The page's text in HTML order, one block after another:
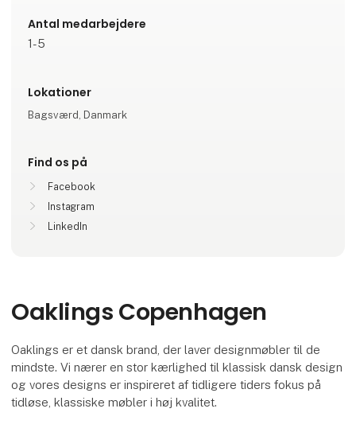
Antal medarbejdere
1-5
Lokationer
Bagsværd, Danmark
Find os på
Facebook
Instagram
LinkedIn
Oaklings Copenhagen
Oaklings er et dansk brand, der laver designmøbler til de
mindste. Vi nærer en stor kærlighed til klassisk dansk design
og vores designs er inspireret af tidligere tiders fokus på
tidløse, klassiske møbler i høj kvalitet.